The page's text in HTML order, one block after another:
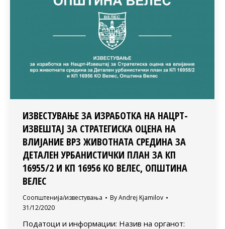
ИЗВЕСТУВАЊЕ ЗА ИЗРАБОТКА НА НАЦРТ-
ИЗВЕШТАЈ ЗА СТРАТЕГИСКА ОЦЕНА НА
ВЛИЈАНИЕ ВРЗ ЖИВОТНАТА СРЕДИНА ЗА
ДЕТАЛЕН УРБАНИСТИЧКИ ПЛАН ЗА КП
16955/2 И КП 16956 КО ВЕЛЕС, ОПШТИНА
ВЕЛЕС
Соопштенија/известувања ByAndrej Kjamilov
31/12/2020
Податоци и информации: Назив на органот: